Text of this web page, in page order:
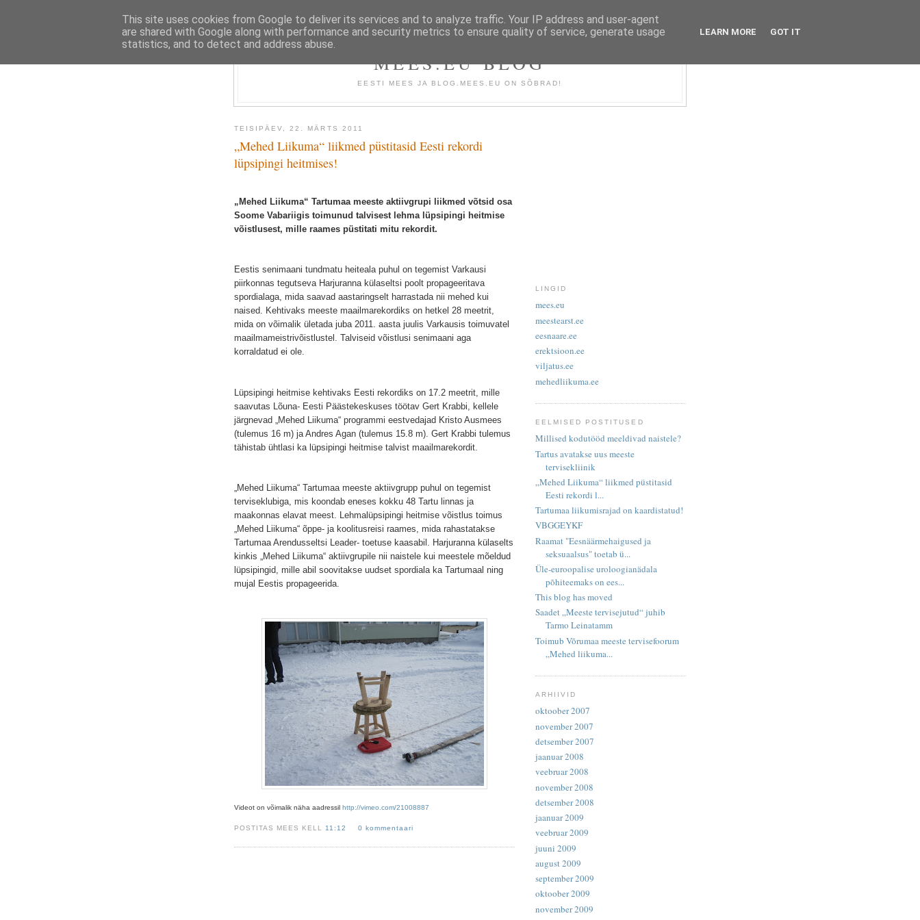
MEES.EU BLOG
EESTI MEES JA BLOG.MEES.EU ON SÕBRAD!
TEISIPÄEV, 22. MÄRTS 2011
„Mehed Liikuma“ liikmed püstitasid Eesti rekordi
lüpsipingi heitmises!
„Mehed Liikuma“ Tartumaa meeste aktiivgrupi liikmed võtsid osa
Soome Vabariigis toimunud talvisest lehma lüpsipingi heitmise
võistlusest, mille raames püstitati mitu rekordit.
Eestis senimaani tundmatu heiteala puhul on tegemist Varkausi
piirkonnas tegutseva Harjuranna külaseltsi poolt propageeritava
spordialaga, mida saavad aastaringselt harrastada nii mehed kui
naised. Kehtivaks meeste maailmarekordiks on hetkel 28 meetrit,
mida on võimalik ületada juba 2011. aasta juulis Varkausis toimuvatel
maailmameistrivõistlustel. Talviseid võistlusi senimaani aga
korraldatud ei ole.
Lüpsipingi heitmise kehtivaks Eesti rekordiks on 17.2 meetrit, mille
saavutas Lõuna- Eesti Päästekeskuses töötav Gert Krabbi, kellele
järgnevad „Mehed Liikuma“ programmi eestvedajad Kristo Ausmees
(tulemus 16 m) ja Andres Agan (tulemus 15.8 m). Gert Krabbi tulemus
tähistab ühtlasi ka lüpsipingi heitmise talvist maailmarekordit.
„Mehed Liikuma“ Tartumaa meeste aktiivgrupp puhul on tegemist
terviseklubiga, mis koondab eneses kokku 48 Tartu linnas ja
maakonnas elavat meest. Lehmalüpsipingi heitmise võistlus toimus
„Mehed Liikuma“ õppe- ja koolitusreisi raames, mida rahastatakse
Tartumaa Arendusseltsi Leader- toetuse kaasabil. Harjuranna külaselts
kinkis „Mehed Liikuma“ aktiivgrupile nii naistele kui meestele mõeldud
lüpsipingid, mille abil soovitakse uudset spordiala ka Tartumaal ning
mujal Eestis propageerida.
Videot on võimalik näha aadressil http://vimeo.com/21008887
POSTITAS MEES KELL11:12 0 kommentaari
LINGID
mees.eu
meestearst.ee
eesnaare.ee
erektsioon.ee
viljatus.ee
mehedliikuma.ee
EELMISED POSTITUSED
Millised kodutööd meeldivad naistele?
Tartus avatakse uus meeste
tervisekliinik
„Mehed Liikuma“ liikmed püstitasid
Eesti rekordi l...
Tartumaa liikumisrajad on kaardistatud!
VBGGEYKF
Raamat "Eesnäärmehaigused ja
seksuaalsus" toetab ü...
Üle-euroopalise uroloogianädala
põhiteemaks on ees...
This blog has moved
Saadet „Meeste tervisejutud“ juhib
Tarmo Leinatamm
Toimub Võrumaa meeste tervisefoorum
„Mehed liikuma...
ARHIIVID
oktoober 2007
november 2007
detsember 2007
jaanuar 2008
veebruar 2008
november 2008
detsember 2008
jaanuar 2009
veebruar 2009
juuni 2009
august 2009
september 2009
oktoober 2009
november 2009
This site uses cookies from Google to deliver its services and to analyze traffic. Your IP address and user-agent
are shared with Google along with performance and security metrics to ensure quality of service, generate usage
statistics, and to detect and address abuse.
LEARN MORE GOT IT